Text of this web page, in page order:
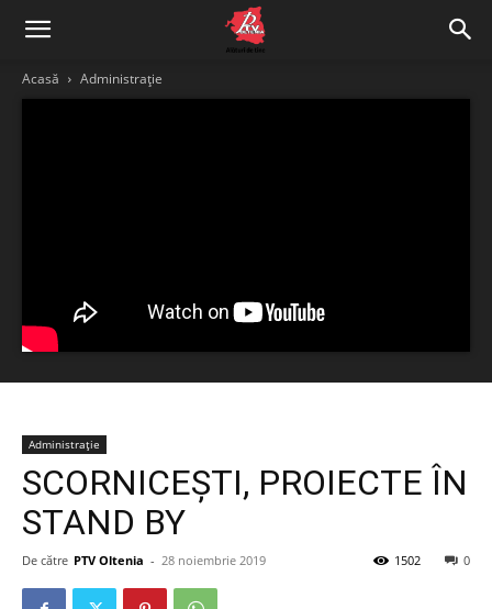
Acasă Administrație
Administrație
SCORNICEȘTI, PROIECTE ÎN
STAND BY
De către PTV Oltenia - 28 noiembrie 2019 0
1502